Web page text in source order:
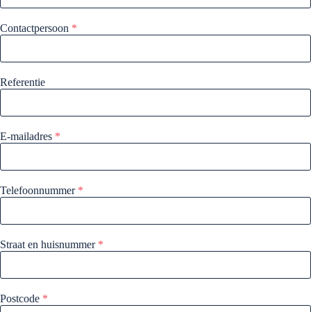
Contactpersoon *
Referentie
E-mailadres *
Telefoonnummer *
Straat en huisnummer *
Postcode *